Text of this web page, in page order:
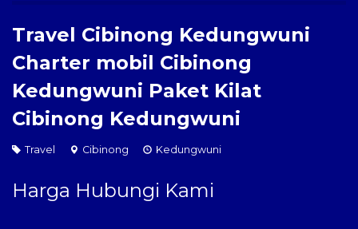
Travel Cibinong Kedungwuni
Charter mobil Cibinong
Kedungwuni Paket Kilat
Cibinong Kedungwuni
Travel Cibinong Kedungwuni
Harga Hubungi Kami